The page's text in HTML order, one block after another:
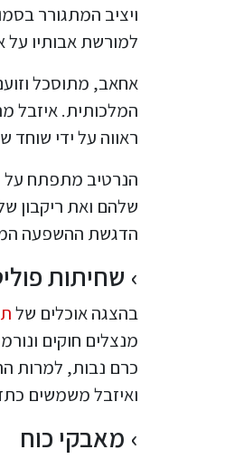
ויציב המתגורר
למורשת אבותיו על
אחאב, מתוסכל
המלכותית. איזבל
ראווה על ידי
הנרטיב מתפתח על
שלהם ואת ריקבון
הדגשת ההשפעה
שחיתות
בהצגה אוכלים של
מנצלים חוקים
כרם נבות, למרות
ואיזבל משמשים
מאבקי כוח